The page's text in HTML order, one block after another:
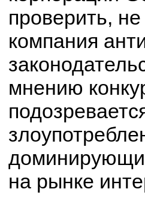
проверить,
компания
мнению
на рынке